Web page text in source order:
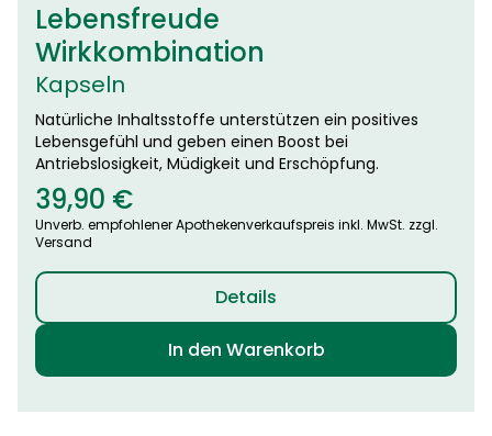
Lebensfreude
Wirkkombination
Kapseln
Natürliche Inhaltsstoffe unterstützen ein positives
Lebensgefühl und geben einen Boost bei
Antriebslosigkeit, Müdigkeit und Erschöpfung.
39,90 €
Unverb. empfohlener Apothekenverkaufspreis inkl. MwSt. zzgl.
Versand
Details
In den Warenkorb